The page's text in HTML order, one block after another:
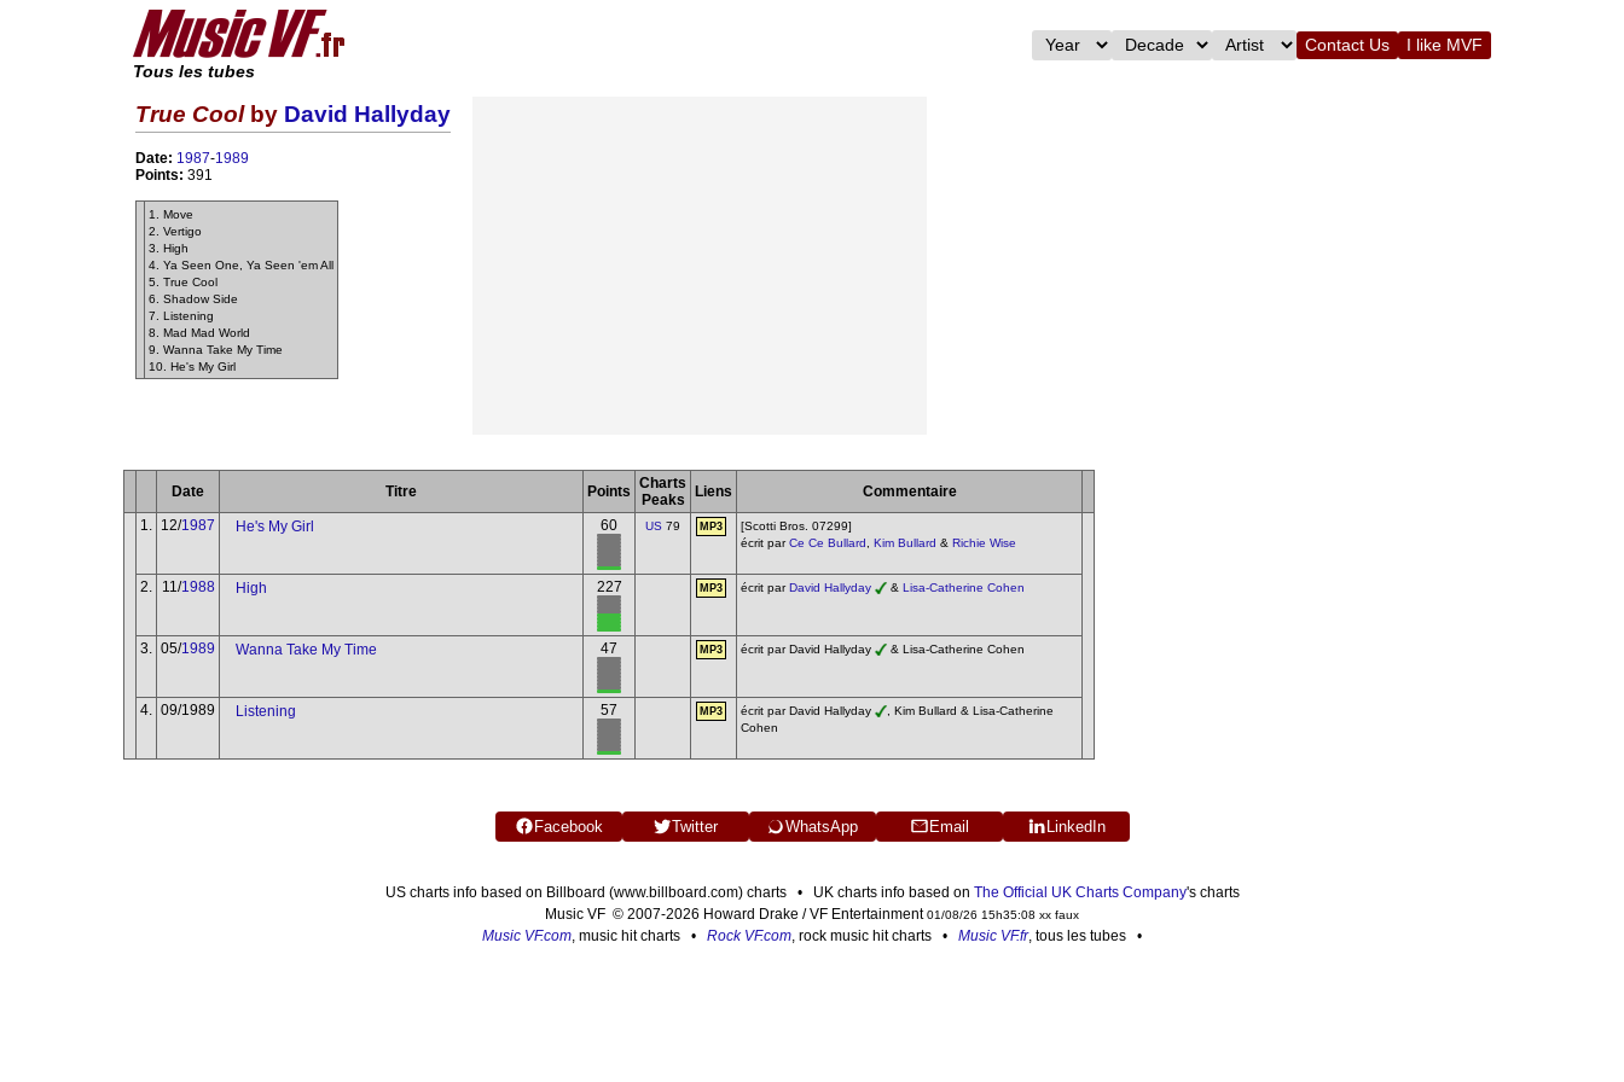
Tous les tubes
Contact Us I like MVF
True Coolby David Hallyday
Date: 1987-1989
Points: 391
1. Move
2. Vertigo
3. High
4. Ya Seen One, Ya Seen 'em All
5. True Cool
6. Shadow Side
7. Listening
8. Mad Mad World
9. Wanna Take My Time
10. He's My Girl
Date Titre Points Charts
Peaks
Liens
Commentaire
1.
12/1987 He's My Girl 60 US 79 MP3
[Scotti Bros. 07299]
écrit parCe Ce Bullard Kim Bullard & Richie Wise
2. 11/1988 High 227 MP3 écrit parDavid Hallyday & Lisa-Catherine Cohen
3. 05/1989 Wanna Take My Time 47 MP3 écrit par David Hallyday & Lisa-Catherine Cohen
4. 09/1989 Listening 57 MP3 écrit par David Hallyday
, Kim Bullard & Lisa-Catherine
Cohen
Facebook Twitter WhatsApp Email LinkedIn
US charts info based on Billboard (www.billboard.com) charts • UK charts info based on The Official UK Charts Company's charts
Music VF © 2007-2026 Howard Drake / VF Entertainment01/08/26 15h35:08 xx faux
Music VF.com , music hit charts • Rock VF.com , rock music hit charts • Music VF.fr, tous les tubes •